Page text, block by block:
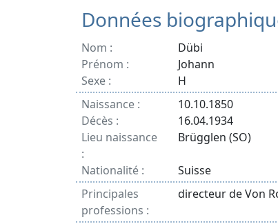
Données
Nom :
Dübi
Prénom :
Johann
Sexe :
H
Naissance :
10.10.1850
Décès :
16.04.1934
Lieu naissance
:
Brügglen (SO)
Nationalité :
Suisse
Principales
professions :
directeur de Von